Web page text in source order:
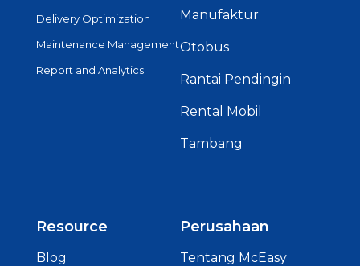
Delivery Optimization
Maintenance Management
Report and Analytics
Manufaktur
Otobus
Rantai Pendingin
Rental Mobil
Tambang
Resource
Blog
Perusahaan
Tentang McEasy